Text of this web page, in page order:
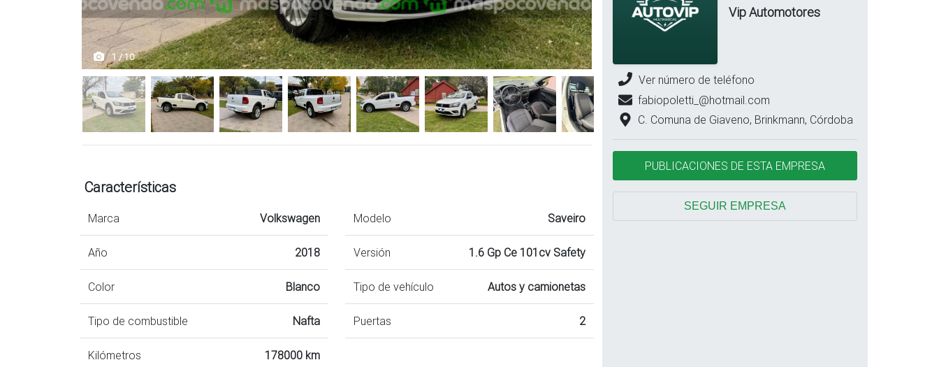
1 / 10
Características
Marca Volkswagen
Año 2018
Color Blanco
Tipo de combustible Nafta
Kilómetros 178000 km
Modelo Saveiro
Versión 1.6 Gp Ce 101cv Safety
Tipo de vehículo Autos y camionetas
Puertas 2
Vip Automotores
Ver número de teléfono
fabiopoletti_@hotmail.com
C. Comuna de Giaveno, Brinkmann, Córdoba
PUBLICACIONES DE ESTA EMPRESA
SEGUIR EMPRESA